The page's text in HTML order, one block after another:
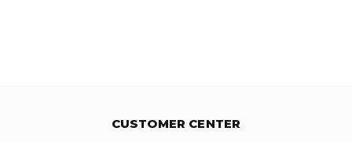
CUSTOMER CENTER